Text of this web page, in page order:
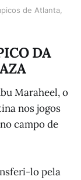
de Atlanta,
DA
Maraheel, o
nos jogos
campo de
lo pela